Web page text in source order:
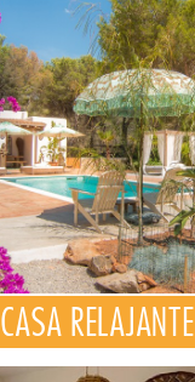
CASA RELAJANTE